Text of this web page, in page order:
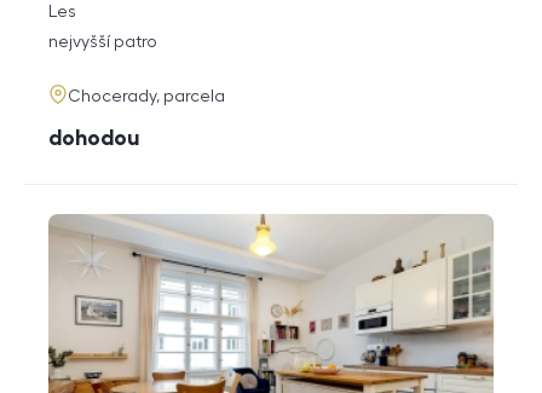
rozměry
dispozice
Les
funkce
nejvyšší patro
adresa
Chocerady, parcela
cena
dohodou